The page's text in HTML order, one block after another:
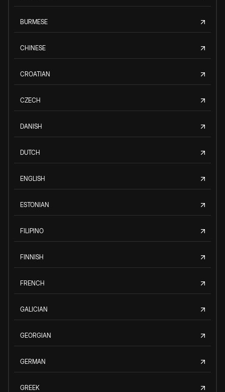
BURMESE
CHINESE
CROATIAN
CZECH
DANISH
DUTCH
ENGLISH
ESTONIAN
FILIPINO
FINNISH
FRENCH
GALICIAN
GEORGIAN
GERMAN
GREEK